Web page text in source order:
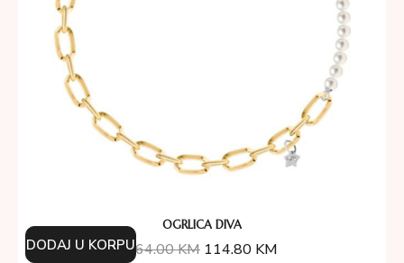
OGRLICA DIVA
164.00KM 114.80 KM
DODAJ U KORPU